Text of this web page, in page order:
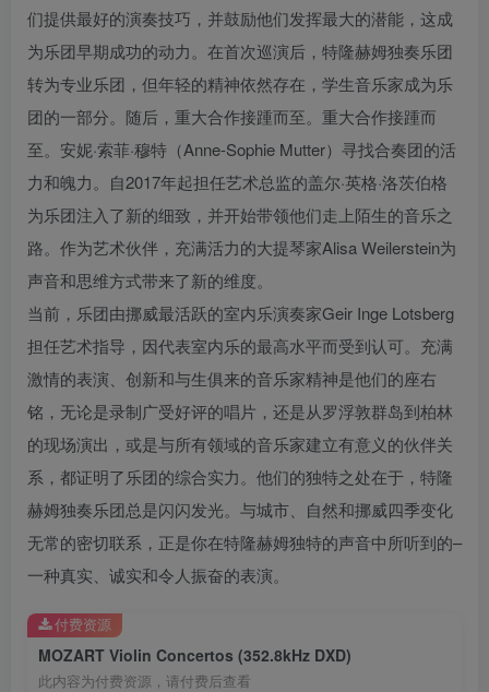
们提供最好的演奏技巧，并鼓励他们发挥最大的潜能，这成
为乐团早期成功的动力。在首次巡演后，特隆赫姆独奏乐团
转为专业乐团，但年轻的精神依然存在，学生音乐家成为乐
团的一部分。随后，重大合作接踵而至。重大合作接踵而
至。安妮·索菲·穆特（Anne-Sophie Mutter）寻找合奏团的活
力和魄力。自2017年起担任艺术总监的盖尔·英格·洛茨伯格
为乐团注入了新的细致，并开始带领他们走上陌生的音乐之
路。作为艺术伙伴，充满活力的大提琴家Alisa Weilerstein为
声音和思维方式带来了新的维度。
当前，乐团由挪威最活跃的室内乐演奏家Geir Inge Lotsberg
担任艺术指导，因代表室内乐的最高水平而受到认可。充满
激情的表演、创新和与生俱来的音乐家精神是他们的座右
铭，无论是录制广受好评的唱片，还是从罗浮敦群岛到柏林
的现场演出，或是与所有领域的音乐家建立有意义的伙伴关
系，都证明了乐团的综合实力。他们的独特之处在于，特隆
赫姆独奏乐团总是闪闪发光。与城市、自然和挪威四季变化
无常的密切联系，正是你在特隆赫姆独特的声音中所听到的–
一种真实、诚实和令人振奋的表演。
MOZART Violin Concertos (352.8kHz DXD)
此内容为付费资源，请付费后查看
付费资源